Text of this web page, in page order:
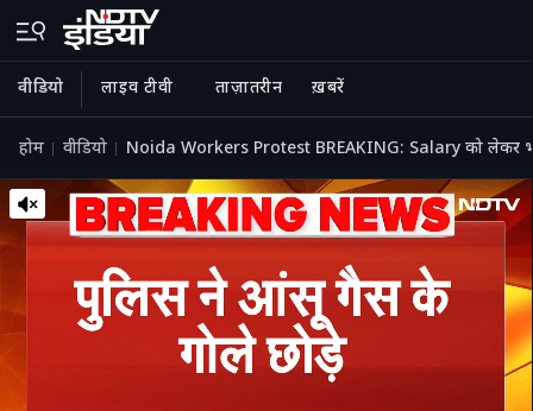
वीडियो लाइव टीवी ताज़ातरीन ख़बरें
होम वीडियो Noida Workers Protest BREAKING: Salary को लेकर